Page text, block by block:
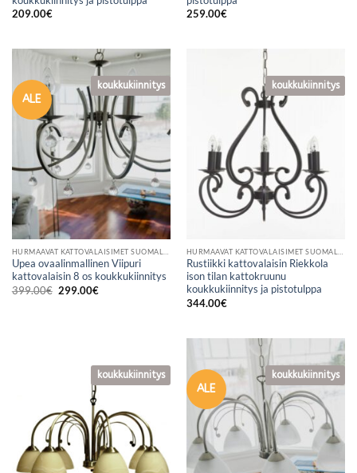
209.00€
259.00€
ALE
koukkukiinnitys
koukkukiinnitys
Upea ovaalinmallinen Viipuri
kattovalaisin 8 os koukkukiinnitys
399.00€ Alkuperäinen
299.00€Nykyinen
koukkukiinnitys
koukkukiinnitys
Rustiikki kattovalaisin Riekkola
ison tilan kattokruunu
koukkukiinnitys ja pistotulppa
344.00€
koukkukiinnitys koukkukiinnitys
ALE